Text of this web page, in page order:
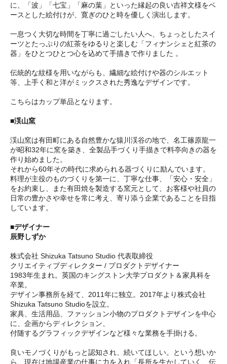
に、「波」「七宝」「麻の葉」といった縁起の良い吉祥文様をベ
ースとした絵付けが、寛ぎのひと時を優しく演出します。
一息つく大切な時間を丁寧に過ごしたい人へ、ちょっとしたスイ
ーツとたっぷりの紅茶をゆるりと楽しむ「フィナンシェと紅茶の
器」をひとつひとつ心を込めて手描きで作りました 。
伝統的な紋様を用いながらも、繊細な絵付けや器のシルエット
等、上手く和と洋がミックスされた秀逸なデザインです。
こちらはカップ単品となります。
■渓山窯
渓山窯は有田町にある自然豊かな猿川渓谷の地で、名工篠原龍一
が昭和32年に窯を築き、全製品手づくり手描きで料亭向きの器を
作り始めました。
それから60年その時代に求められる器づくりに励んでいます。
料理が主役のものづくりを第一に、丁寧な仕事、「安心・安全」
をお約束し、また有田焼を製造する窯元として、お客様や社員の
日常の豊かさや幸せを常に考え、寄り添う企業であることを目指
しています。
■デザイナー
辰野しずか
株式会社 Shizuka Tatsuno Studio 代表取締役
クリエイティブディレクター / プロダクトデザイナー
1983年生まれ。英国のキングストン大学プロダクト＆家具科を
卒業。
デザイン事務所を経て、2011年に独立。2017年より株式会社
Shizuka Tatsuno Studioを設立。
家具、生活用品、ファッション小物のプロダクトデザインを中心
に、企画からディレクション、
付随するグラフィックデザインなど様々な業務を手掛ける。
良いモノづくりがもっと認知され、続いてほしい。という想いか
ら、現在は地場産業の仕事に力を入れ「長所を生かしていく、伝